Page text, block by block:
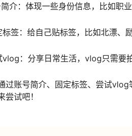
简介：体现一些身份信息，比如职
签：给自己贴标签，比如北漂、
vlog：分享日常生活，vlog只需要
过账号简介、固定标签、尝试
尝试吧！